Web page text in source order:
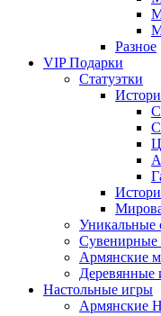
Разное
VIP Подарки
Статуэтки
Уникальные
Сувенирные
Армянские
Деревянные
Настольные игры
Армянские